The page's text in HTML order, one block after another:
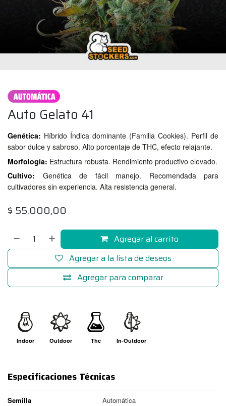
Auto Gelato 41
Genética: Híbrido Índica dominante (Familia Cookies). Perfil de
sabor dulce y sabroso. Alto porcentaje de THC, efecto relajante.
Morfología: Estructura robusta. Rendimiento productivo elevado.
Cultivo:
Genética de fácil manejo. Recomendada para
cultivadores sin experiencia. Alta resistencia general.
$ 55.000,00
Agregar al carrito
Agregar para comparar
Agregar a la lista de deseos
Indoor Outdoor Thc In-Outdoor
Especificaciones Técnicas
Semilla Automática